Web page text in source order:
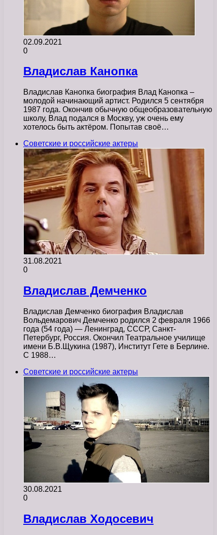
02.09.2021
0
Владислав Канопка
Владислав Канопка биография Влад Канопка –
молодой начинающий артист. Родился 5 сентября
1987 года. Окончив обычную общеобразовательную
школу, Влад подался в Москву, уж очень ему
хотелось быть актёром. Попытав своё…
Советские и российские актеры
31.08.2021
0
Владислав Демченко
Владислав Демченко биография Владислав
Вольдемарович Демченко родился 2 февраля 1966
года (54 года) — Ленинград, СССР, Санкт-
Петербург, Россия. Окончил Театральное училище
имени Б.В.Щукина (1987), Институт Гете в Берлине.
С 1988…
Советские и российские актеры
30.08.2021
0
Владислав Ходосевич